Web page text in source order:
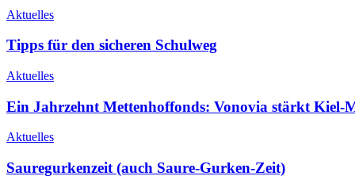
Aktuelles
Tipps für den sicheren Schulweg
Aktuelles
Ein Jahrzehnt Mettenhoffonds: Vonovia stärkt Kiel-
Aktuelles
Sauregurkenzeit (auch Saure-Gurken-Zeit)